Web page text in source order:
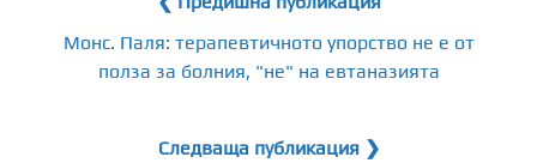
Монс. Паля: терапевтичното упорство не е от
полза за болния, "не" на евтаназията
Следваща публикация ❯